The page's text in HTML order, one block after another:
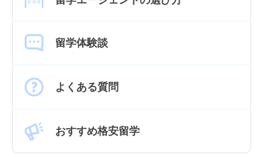
留学体験談
よくある質問
おすすめ格安留学